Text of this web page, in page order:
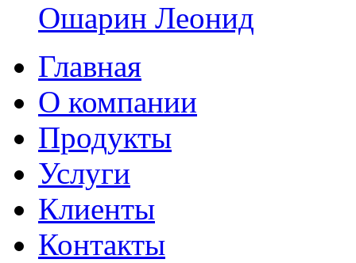
Ошарин Леонид
Главная
О компании
Продукты
Услуги
Клиенты
Контакты